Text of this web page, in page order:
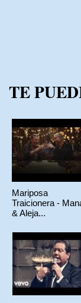
TE
Mariposa
Traicionera -
& Aleja...